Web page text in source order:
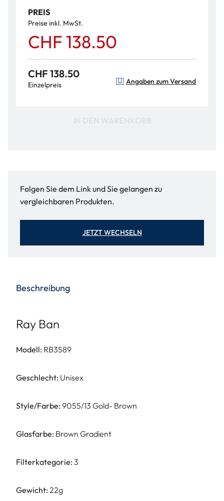
PREIS
Preise inkl. MwSt.
CHF 138.50
CHF 138.50
Einzelpreis Angaben zum Versand
Folgen Sie dem Link und Sie gelangen zu
vergleichbaren Produkten.
JETZT WECHSELN
Beschreibung
Ray Ban
Modell: RB3589
Geschlecht: Unisex
Style/Farbe: 9055/13 Gold- Brown
Glasfarbe: Brown Gradient
Filterkategorie: 3
Gewicht: 22g